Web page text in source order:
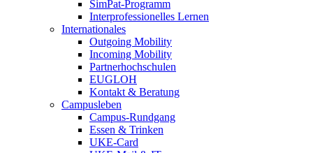
SimPat-Programm
Interprofessionelles Lernen
Internationales
Outgoing Mobility
Incoming Mobility
Partnerhochschulen
EUGLOH
Kontakt & Beratung
Campusleben
Campus-Rundgang
Essen & Trinken
UKE-Card